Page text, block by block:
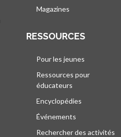
Magazines
RESSOURCES
Pour les jeunes
Ressources pour
éducateurs
Encyclopédies
Événements
Rechercher des activités